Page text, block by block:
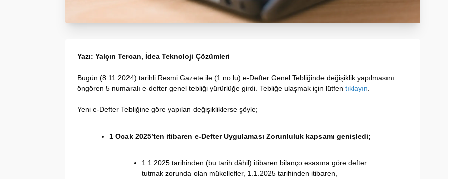
Yazı: Yalçın Tercan, İdea Teknoloji Çözümleri
Bugün (8.11.2024) tarihli Resmi Gazete ile (1 no.lu) e-Defter Genel Tebliğinde değişiklik yapılmasını
öngören 5 numaralı e-defter genel tebliği yürürlüğe girdi. Tebliğe ulaşmak için lütfen tıklayın
Yeni e-Defter Tebliğine göre yapılan değişikliklerse şöyle;
1 Ocak 2025’ten itibaren e-Defter Uygulaması Zorunluluk kapsamı genişledi;
1.1.2025 tarihinden (bu tarih dâhil) itibaren bilanço esasına göre defter
tutmak zorunda olan mükellefler, 1.1.2025 tarihinden itibaren,